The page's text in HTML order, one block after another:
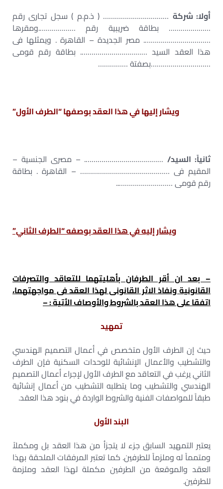
أولا: شركة …………………………… ( ذ.م.م ) سجل تجارى رقم
………………… بطاقة ضريبية رقم ……………….ومقرها
……………………………. مصر الجديدة – القاهرة . ويمثلها فى
هذا العقد السيد ……………………………. بطاقة رقم قومى
…………………………بصفتة ……………
ويشار إليها في هذا العقد بوصفها “الطرف الأول”
ثانياً: السيد/…………………………………. – مصرى الجنسية –
المقيم فى ……………………………………… – القاهرة . بطاقة
رقم قومى ………………………..
ويشار إليه في هذا العقد بوصفه “الطرف الثاني”
– بعد ان أقر الطرفان بأهليتهما للتعاقد والتصرفات
القانونية ونفاذ الاثر القانونى لهذا العقد فى مواجهتهما،
اتفقا على هذا العقد بالشروط والأوصاف الأتية : –
تمهید
حيث إن الطرف الأول متخصص في أعمال التصميم الهندسي
والتشطيب والأعمال الإنشائية للوحدات السكنية فإن الطرف
الثاني يرغب في التعاقد مع الطرف الأول لإجراء أعمال التصميم
الهندسي والتشطيب وما يتطلبه التشطيب من أعمال إنشائية
طبقاً للمواصفات الفنية والشروط الواردة في بنود هذا العقد.
البند الأول
يعتبر التمهيد السابق جزء لا يتجزأ من هذا العقد بل ومكملاً
ومتمماً له وملزماً للطرفين. كما تعتبر المرفقات الملحقة بهذا
العقد والموقعة من الطرفين مكملة لهذا العقد وملزمة
للطرفين.